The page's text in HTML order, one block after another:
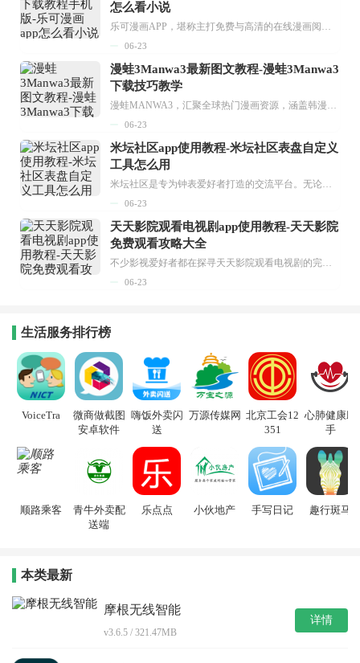
怎么看小说
乐可漫画APP，堪称主打免费与高清的在线漫画阅读神器。其官方版提供海量完整版漫画资源，无论是国内漫画，还是日漫、韩漫、台漫、美漫等国外漫画，应有尽有，随时供你阅读。只需轻点一下，便能直接进入阅读界面。不仅如此，乐可漫画最新版本更新速度极快，在这里，你总能抢先看到全网一手漫画章节内容！...
06-23
漫蛙3Manwa3最新图文教程-漫蛙3Manwa3
下载技巧教学
漫蛙MANWA3，汇聚全球热门漫画资源，涵盖韩漫、欧美漫画、国漫等多种类型，题材丰富多样，全方位满足用户阅读喜好。它不仅是阅读平台，更是创作平台，为广大用户打造零门槛创作环境。...
06-23
米坛社区app使用教程-米坛社区表盘自定义
工具怎么用
米坛社区是专为钟表爱好者打造的交流平台。无论你是初涉钟表领域的普通爱好者，还是拥有多年收藏经验的资深玩家，都能在此找到属于自己的天地。 无需注册，就能轻松参与其中。通过专业的讨论论坛与丰富的交互功能，你可与世界各地的钟表爱好者畅快交流。若你钟情于钟表，米坛社区无疑是值得一试的理想之选。在这里，你能获取最新的手表资讯，交流见解，提升鉴赏品味，让每一块手表都成为收藏故事中重要的一部分。感兴趣的朋友，不要错过下载机会。...
06-23
天天影院观看电视剧app使用教程-天天影院
免费观看攻略大全
不少影视爱好者都在探寻天天影院观看电视剧的完整方法，结合最新平台使用规则，本篇新手入门攻略全面讲解观看渠道、检索流程、播放设置以及画面模式调整等实用内容。全文适配手机、电脑等主流设备，步骤简洁易懂，无论是初次使用的新手，还是想要优化观影体验的用户，都能参照内容快速上手，熟练掌握平台各项操作技巧，轻松畅享影视内容。...
06-23
生活服务排行榜
VoiceTra
微商做截图
安卓软件
嗨饭外卖闪
送
万源传媒网 北京工会12
351
心肺健康助
手
顺路乘客
青牛外卖配
送端
乐点点 小伙地产 手写日记 趣行斑马
本类最新
摩根无线智能
v3.6.5 / 321.47MB
详情